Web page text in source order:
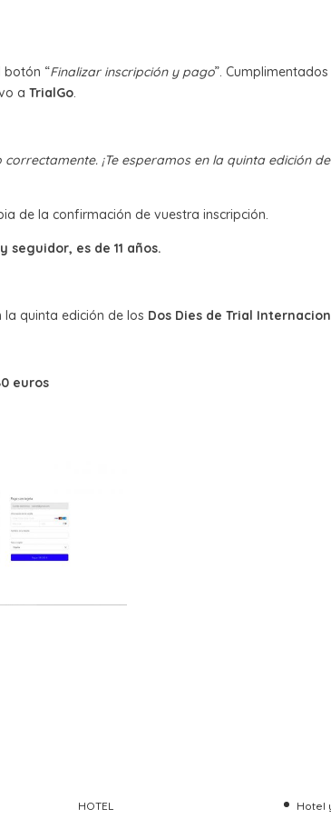
botón “Finalizar inscripción y pago”.
aTrialGo.
¡Te esperamos en la quinta edición
de la confirmación de vuestra inscripción.
es de 11 años.
quinta edición de los Dos Dies de Trial
euros
HOTEL Hotel